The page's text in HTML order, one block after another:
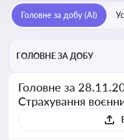
Головне за добу (AI)
ГОЛОВНЕ ЗА ДОБУ
Головне за
Страхування